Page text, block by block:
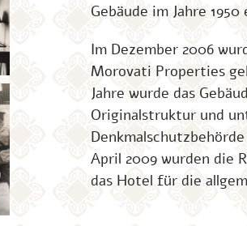
Gebäude im Jahre
Im Dezember 2006
Morovati Properties
Jahre wurde das
Originalstruktur und
April 2009 wurden die
das Hotel für die